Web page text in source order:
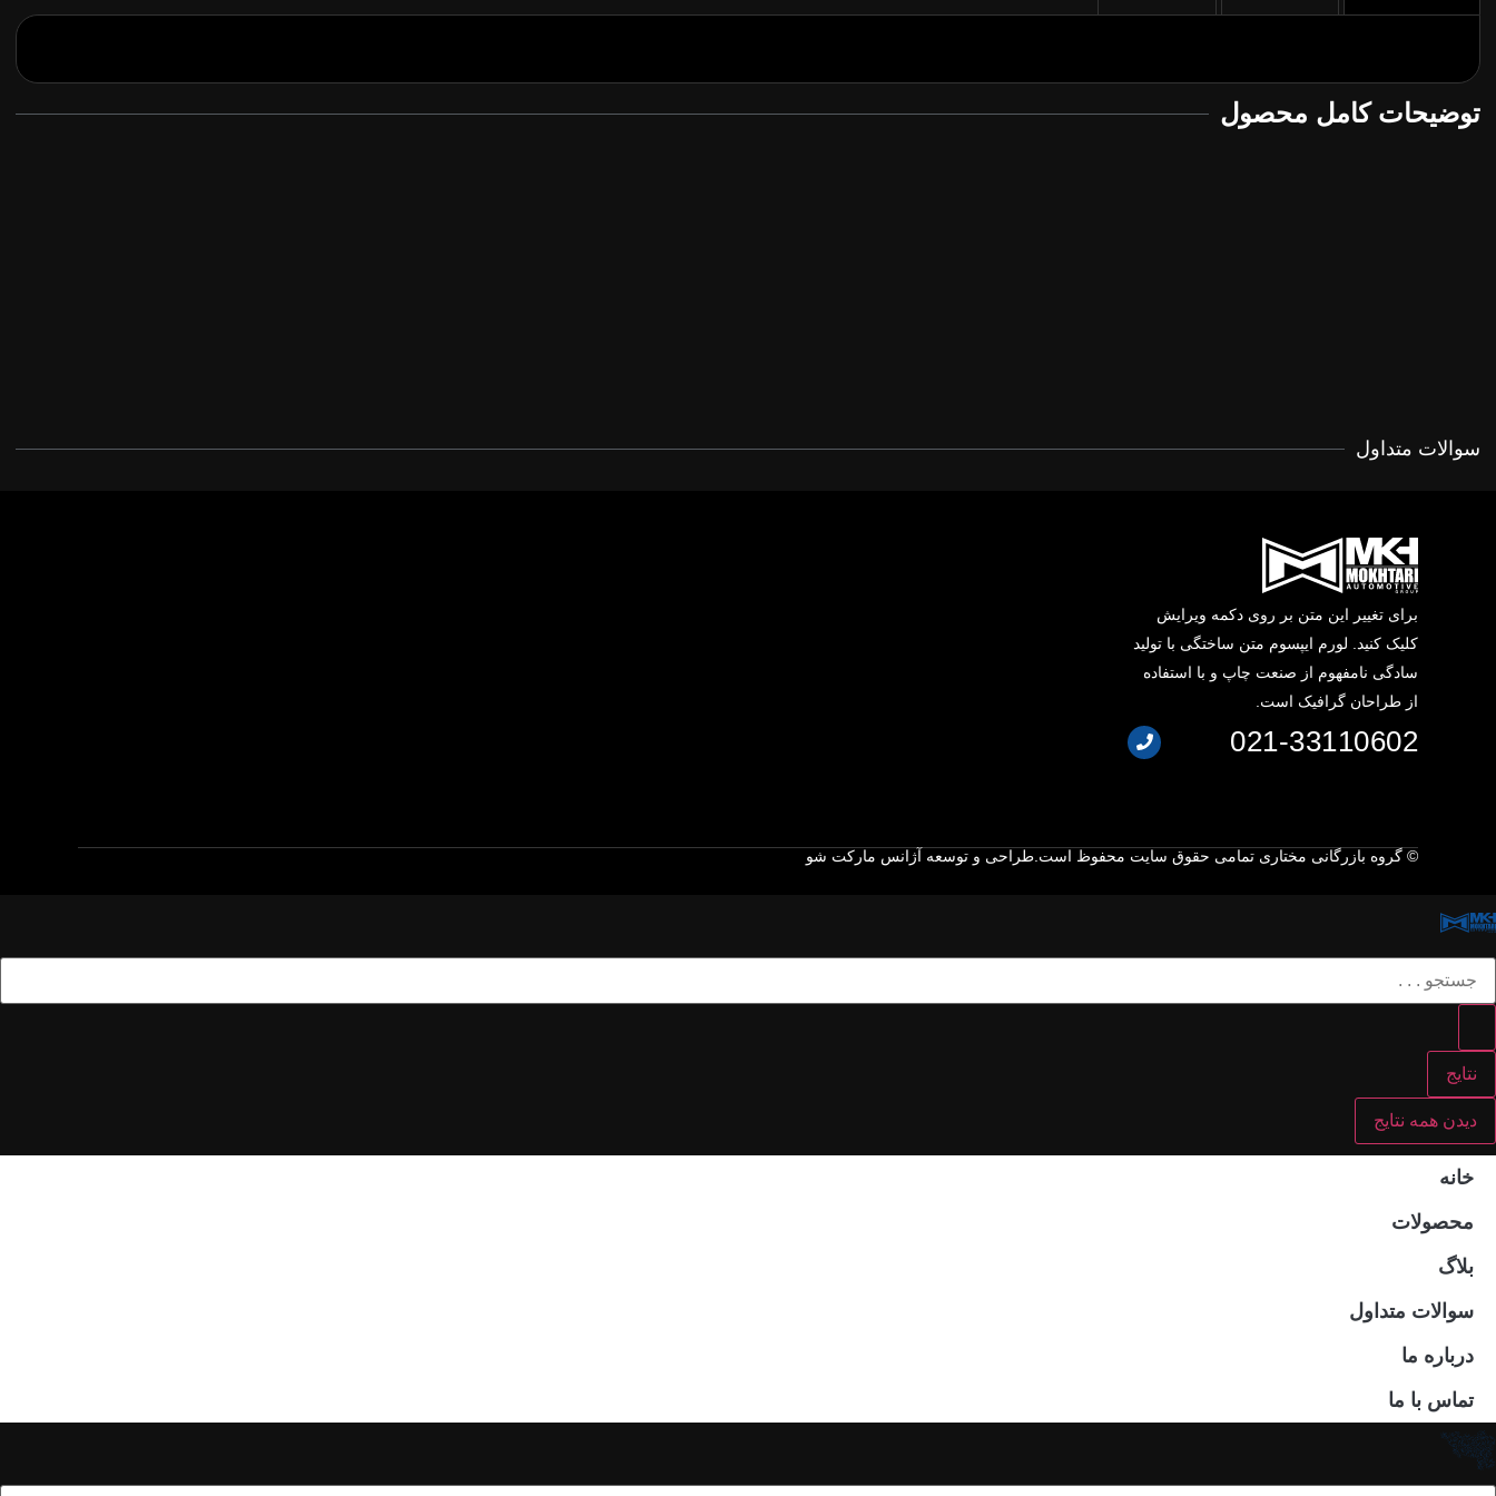
توضیحات کامل محصول
سوالات متداول
برای تغییر این متن بر روی دکمه ویرایش
کلیک کنید. لورم ایپسوم متن ساختگی با تولید
سادگی نامفهوم از صنعت چاپ و با استفاده
از طراحان گرافیک است.
021-33110602
© گروه بازرگانی مختاری تمامی حقوق سایت محفوظ است. طراحی و توسعه آژانس مارکت شو
نتایج
دیدن همه نتایج
خانه
محصولات
بلاگ
سوالات متداول
درباره ما
تماس با ما